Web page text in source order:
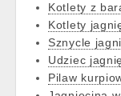
Kotlety z
Kotlety
Sznycle
Udziec
Pilaw